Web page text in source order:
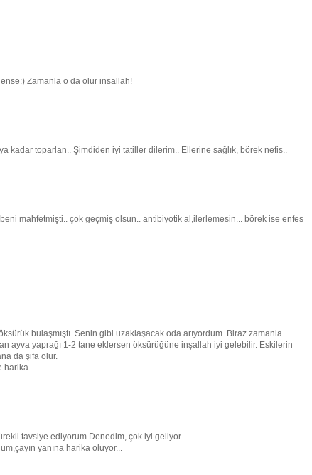
Zamanla o da olur insallah!
kadar toparlan.. Şimdiden iyi tatiller dilerim.. Ellerine sağlık, börek nefis..
mahfetmişti.. çok geçmiş olsun.. antibiyotik al,ilerlemesin... börek ise enfes
bulaşmıştı. Senin gibi uzaklaşacak oda arıyordum. Biraz zamanla
ayva yaprağı 1-2 tane eklersen öksürüğüne inşallah iyi gelebilir. Eskilerin
da şifa olur.
harika.
tavsiye ediyorum.Denedim, çok iyi geliyor.
yanına harika oluyor...